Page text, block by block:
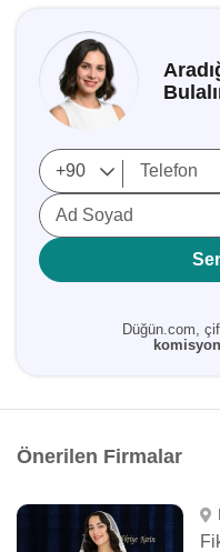
Ad Soyad
Düğün.com,
Önerilen Firmalar